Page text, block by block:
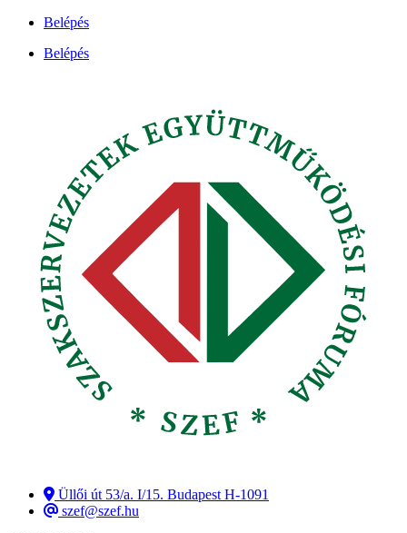
Ugrás
tartalomhoz
Belépés
Belépés
Üllői út 53/a. I/15. Budapest H-1091
szef@szef.hu